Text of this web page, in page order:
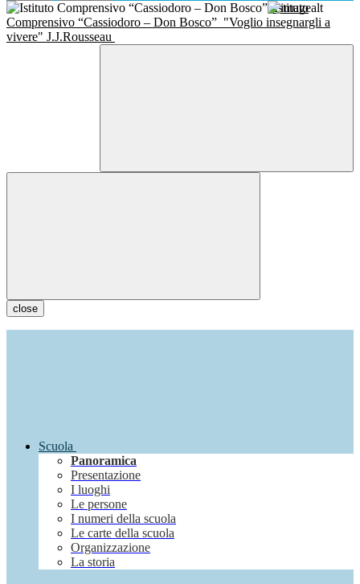
Istituto
Comprensivo “Cassiodoro – Don Bosco” "Voglio insegnargli a
vivere" J.J.Rousseau
close
Scuola
Panoramica
Presentazione
I luoghi
Le persone
I numeri della scuola
Le carte della scuola
Organizzazione
La storia